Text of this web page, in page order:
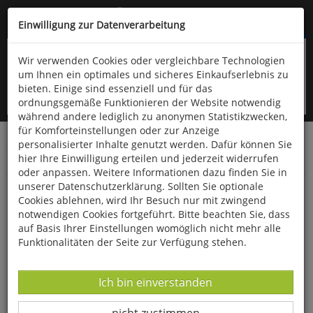
Kompletten Head der Seite überspringen
oder (06766) 9323-960
Startseite Bücher
Limpert Verlag
Kindergarten, Schule- und Vereinssport
Wassersport
Vom Nichtschwimmer zum Schwimmer
Einwilligung zur Datenverarbeitung
Wir verwenden Cookies oder vergleichbare Technologien
um Ihnen ein optimales und sicheres Einkaufserlebnis zu
bieten. Einige sind essenziell und für das
ordnungsgemäße Funktionieren der Website notwendig
während andere lediglich zu anonymen Statistikzwecken,
für Komforteinstellungen oder zur Anzeige
personalisierter Inhalte genutzt werden. Dafür können Sie
hier Ihre Einwilligung erteilen und jederzeit widerrufen
oder anpassen. Weitere Informationen dazu finden Sie in
unserer Datenschutzerklärung. Sollten Sie optionale
Cookies ablehnen, wird Ihr Besuch nur mit zwingend
notwendigen Cookies fortgeführt. Bitte beachten Sie, dass
auf Basis Ihrer Einstellungen womöglich nicht mehr alle
Funktionalitäten der Seite zur Verfügung stehen.
Datenverarbeitung -
Ich bin einverstanden